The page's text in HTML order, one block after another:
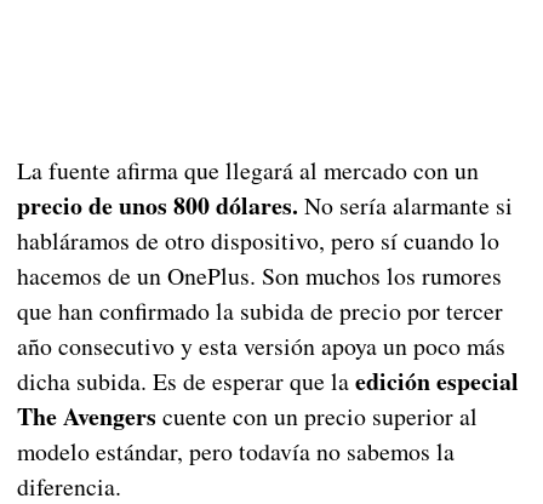
La fuente afirma que llegará al mercado con un
precio de unos 800 dólares. No sería alarmante si
habláramos de otro dispositivo, pero sí cuando lo
hacemos de un OnePlus. Son muchos los rumores
que han confirmado la subida de precio por tercer
año consecutivo y esta versión apoya un poco más
dicha subida. Es de esperar que laedición especial
The Avengers cuente con un precio superior al
modelo estándar, pero todavía no sabemos la
diferencia.